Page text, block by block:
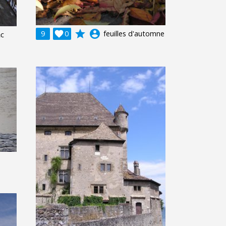
9 0
 grade account_circle feuilles d'automne